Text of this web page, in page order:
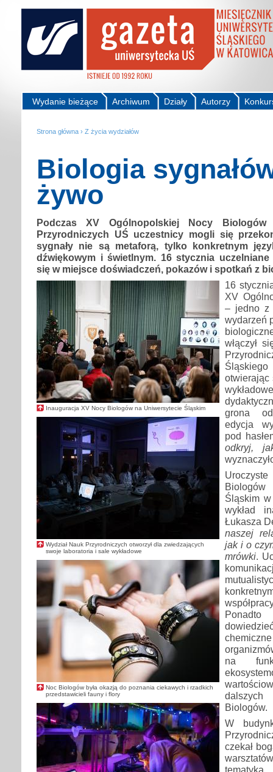
Autorzy
Działy
Archiwum
Wydanie bieżące
Strona główna › Z życia wydziałów
Biologia
żywo
Podczas XV Ogólnopolskiej Nocy
Przyrodniczych UŚ uczestnicy mogli się
sygnały nie są metaforą, tylko konkretnym
dźwiękowym i świetlnym. 16 stycznia uczelniane
się w miejsce doświadczeń, pokazów i spotkań z
Inauguracja XV Nocy Biologów na Uniwersytecie Śląskim
Wydział Nauk Przyrodniczych otworzył dla zwiedzających
swoje laboratoria i sale wykładowe
Noc Biologów była okazją do poznania ciekawych i rzadkich
przedstawicieli fauny i flory
16
XV
– jedno z
wydarzeń
włączył
otwierając
grona
edycja
pod
odkryj,
Śląskim w
wykład
Łukasza
naszej
jak i o
mrówki.
na
Biologów.
W
czekał